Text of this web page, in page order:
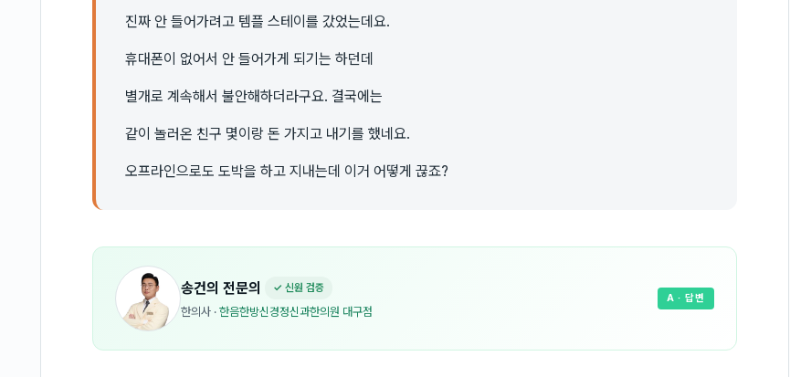
진짜 안 들어가려고 템플 스테이를 갔었는데요.
휴대폰이 없어서 안 들어가게 되기는 하던데
별개로 계속해서 불안해하더라구요. 결국에는
같이 놀러온 친구 몇이랑 돈 가지고 내기를 했네요.
오프라인으로도 도박을 하고 지내는데 이거 어떻게 끊죠?
송건의 전문의 ✓ 신원 검증
한의사 · 한음한방신경정신과한의원 대구점
A · 답변